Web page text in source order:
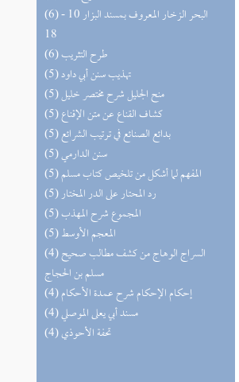
(6) البحر الزخار المعروف بمسند البزار 10 -
18
(6) طرح التثريب
(5) تهذيب سنن أبي داود
(5) منح الجليل شرح مختصر خليل
(5) كشاف القناع عن متن الإقناع
(5) بدائع الصنائع في ترتيب الشرائع
(5) سنن الدارمي
(5) المفهم لما أشكل من تلخيص كتاب مسلم
(5) رد المحتار على الدر المختار
(5) المجموع شرح المهذب
(5) المعجم الأوسط
(4) السراج الوهاج من كشف مطالب صحيح
مسلم بن الحجاج
(4) إحكام الإحكام شرح عمدة الأحكام
(4) مسند أبي يعلى الموصلي
(4) تحفة الأحوذي